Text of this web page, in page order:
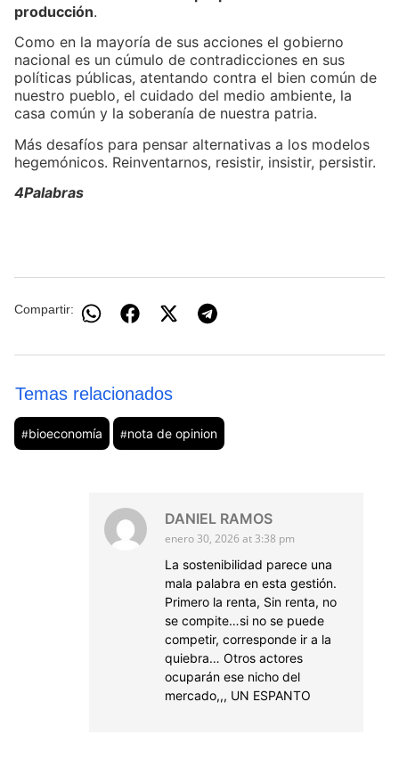
producción.
Como en la mayoría de sus acciones el gobierno
nacional es un cúmulo de contradicciones en sus
políticas públicas, atentando contra el bien común de
nuestro pueblo, el cuidado del medio ambiente, la
casa común y la soberanía de nuestra patria.
Más desafíos para pensar alternativas a los modelos
hegemónicos. Reinventarnos, resistir, insistir, persistir.
4Palabras
Compartir:
Temas relacionados
#bioeconomía #nota de opinion
DANIEL RAMOS
enero 30, 2026 at 3:38 pm
La sostenibilidad parece una
mala palabra en esta gestión.
Primero la renta, Sin renta, no
se compite…si no se puede
competir, corresponde ir a la
quiebra… Otros actores
ocuparán ese nicho del
mercado,,, UN ESPANTO